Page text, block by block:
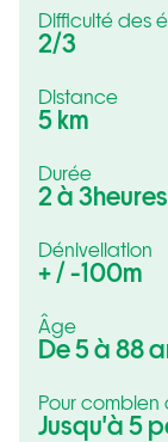
Difficulté des
2/3
Distance
5 km
Durée
2 à 3heures
Dénivellation
+ / -100m
Âge
De5 à 88
Pour
Jusqu'à 5